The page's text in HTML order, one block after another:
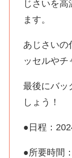
じさいを
ます。
あじさいの
ッセルやチ
最後にバッ
しょう！
●日程：
●所要時間